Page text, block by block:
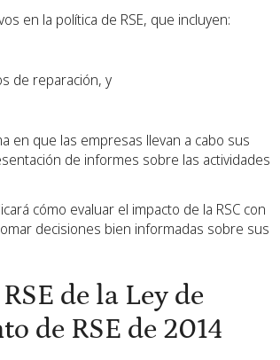
en la política de RSE, que incluyen:
de reparación, y
en que las empresas llevan a cabo sus
de informes sobre las actividades
cómo evaluar el impacto de la RSC con
decisiones bien informadas sobre sus
de la Ley de
de RSE de 2014